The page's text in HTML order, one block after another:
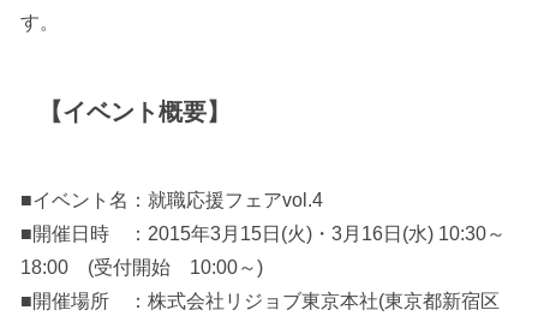
す。
【イベント概要】
■イベント名：就職応援フェアvol.4
■開催日時 ：2015年3月15日(火)・3月16日(水) 10:30～
18:00 (受付開始 10:00～)
■開催場所 ：株式会社リジョブ東京本社(東京都新宿区